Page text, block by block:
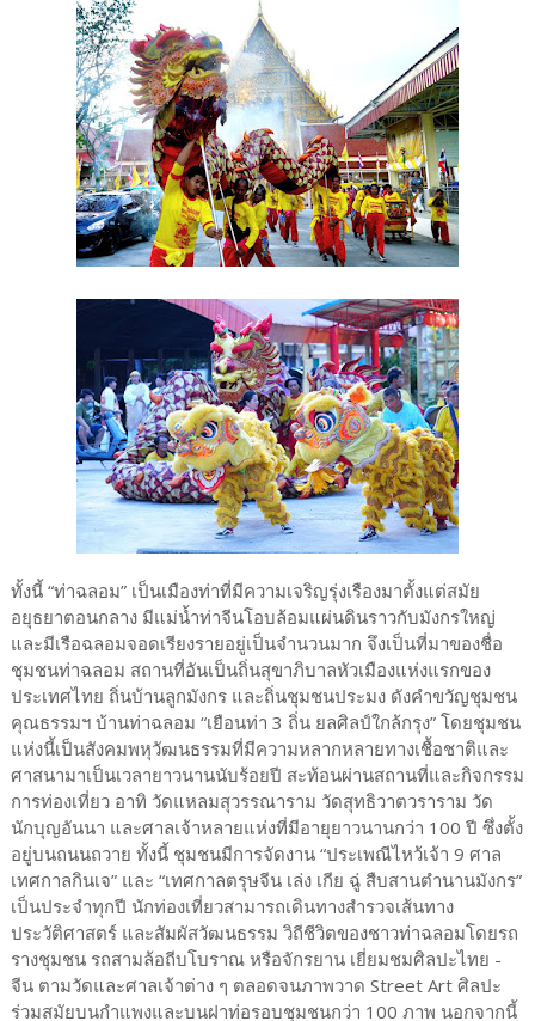
ทั้งนี้ “ท่าฉลอม” เป็นเมืองท่าที่มีความเจริญรุ่งเรืองมาตั้งแต่สมัย
อยุธยาตอนกลาง มีแม่น้ำท่าจีนโอบล้อมแผ่นดินราวกับมังกรใหญ่
และมีเรือฉลอมจอดเรียงรายอยู่เป็นจำนวนมาก จึงเป็นที่มาของชื่อ
ชุมชนท่าฉลอม สถานที่อันเป็นถิ่นสุขาภิบาลหัวเมืองแห่งแรกของ
ประเทศไทย ถิ่นบ้านลูกมังกร และถิ่นชุมชนประมง ดังคำขวัญชุมชน
คุณธรรมฯ บ้านท่าฉลอม “เยือนท่า 3 ถิ่น ยลศิลป์ใกล้กรุง” โดยชุมชน
แห่งนี้เป็นสังคมพหุวัฒนธรรมที่มีความหลากหลายทางเชื้อชาติและ
ศาสนามาเป็นเวลายาวนานนับร้อยปี สะท้อนผ่านสถานที่และกิจกรรม
การท่องเที่ยว อาทิ วัดแหลมสุวรรณาราม วัดสุทธิวาตวราราม วัด
นักบุญอันนา และศาลเจ้าหลายแห่งที่มีอายุยาวนานกว่า 100 ปี ซึ่งตั้ง
อยู่บนถนนถวาย ทั้งนี้ ชุมชนมีการจัดงาน “ประเพณีไหว้เจ้า 9 ศาล
เทศกาลกินเจ” และ “เทศกาลตรุษจีน เล่ง เกีย ฉู่ สืบสานตำนานมังกร”
เป็นประจำทุกปี นักท่องเที่ยวสามารถเดินทางสำรวจเส้นทาง
ประวัติศาสตร์ และสัมผัสวัฒนธรรม วิถีชีวิตของชาวท่าฉลอมโดยรถ
รางชุมชน รถสามล้อถีบโบราณ หรือจักรยาน เยี่ยมชมศิลปะไทย -
จีน ตามวัดและศาลเจ้าต่าง ๆ ตลอดจนภาพวาด Street Art ศิลปะ
ร่วมสมัยบนกำแพงและบนฝาท่อรอบชุมชนกว่า 100 ภาพ นอกจากนี้